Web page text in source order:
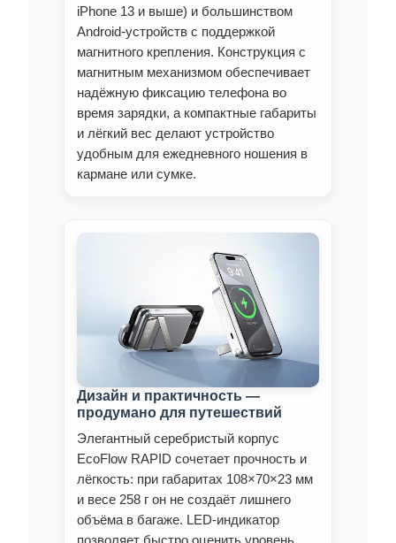
iPhone 13 и выше) и большинством
Android‑устройств с поддержкой
магнитного крепления. Конструкция с
магнитным механизмом обеспечивает
надёжную фиксацию телефона во
время зарядки, а компактные габариты
и лёгкий вес делают устройство
удобным для ежедневного ношения в
кармане или сумке.
Дизайн и практичность —
продумано для путешествий
Элегантный серебристый корпус
EcoFlow RAPID сочетает прочность и
лёгкость: при габаритах 108×70×23 мм
и весе 258 г он не создаёт лишнего
объёма в багаже. LED‑индикатор
позволяет быстро оценить уровень